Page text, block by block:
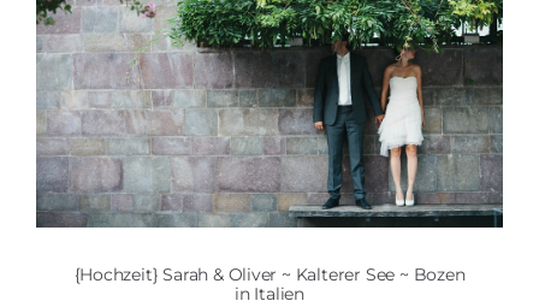
{Hochzeit} Sarah & Oliver ~ Kalterer See ~ Bozen
in Italien